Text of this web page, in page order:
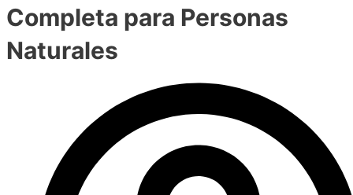
Completa para Personas
Naturales